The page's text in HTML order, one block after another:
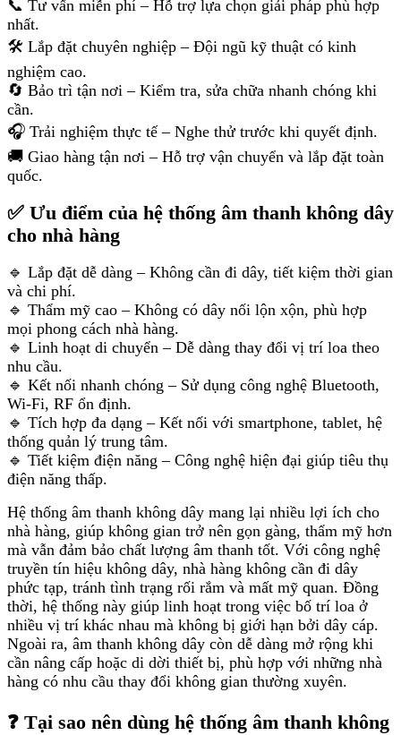
📞 Tư vấn miễn phí – Hỗ trợ lựa chọn giải pháp phù hợp
nhất.
🛠 Lắp đặt chuyên nghiệp – Đội ngũ kỹ thuật có kinh
nghiệm cao.
🔄 Bảo trì tận nơi – Kiểm tra, sửa chữa nhanh chóng khi
cần.
🎧 Trải nghiệm thực tế – Nghe thử trước khi quyết định.
🚚 Giao hàng tận nơi – Hỗ trợ vận chuyển và lắp đặt toàn
quốc.
✅ Ưu điểm của hệ thống âm thanh không dây
cho nhà hàng
🔹 Lắp đặt dễ dàng – Không cần đi dây, tiết kiệm thời gian
và chi phí.
🔹 Thẩm mỹ cao – Không có dây nối lộn xộn, phù hợp
mọi phong cách nhà hàng.
🔹 Linh hoạt di chuyển – Dễ dàng thay đổi vị trí loa theo
nhu cầu.
🔹 Kết nối nhanh chóng – Sử dụng công nghệ Bluetooth,
Wi-Fi, RF ổn định.
🔹 Tích hợp đa dạng – Kết nối với smartphone, tablet, hệ
thống quản lý trung tâm.
🔹 Tiết kiệm điện năng – Công nghệ hiện đại giúp tiêu thụ
điện năng thấp.
Hệ thống âm thanh không dây mang lại nhiều lợi ích cho
nhà hàng, giúp không gian trở nên gọn gàng, thẩm mỹ hơn
mà vẫn đảm bảo chất lượng âm thanh tốt. Với công nghệ
truyền tín hiệu không dây, nhà hàng không cần đi dây
phức tạp, tránh tình trạng rối rắm và mất mỹ quan. Đồng
thời, hệ thống này giúp linh hoạt trong việc bố trí loa ở
nhiều vị trí khác nhau mà không bị giới hạn bởi dây cáp.
Ngoài ra, âm thanh không dây còn dễ dàng mở rộng khi
cần nâng cấp hoặc di dời thiết bị, phù hợp với những nhà
hàng có nhu cầu thay đổi không gian thường xuyên.
❓ Tại sao nên dùng hệ thống âm thanh không